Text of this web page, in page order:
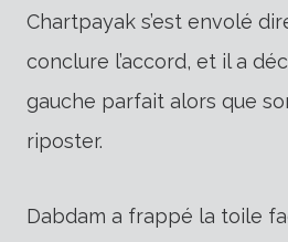
Chartpayak s’est envolé
conclure l’accord, et il a
gauche parfait alors que
riposter.
Dabdam a frappé la toile